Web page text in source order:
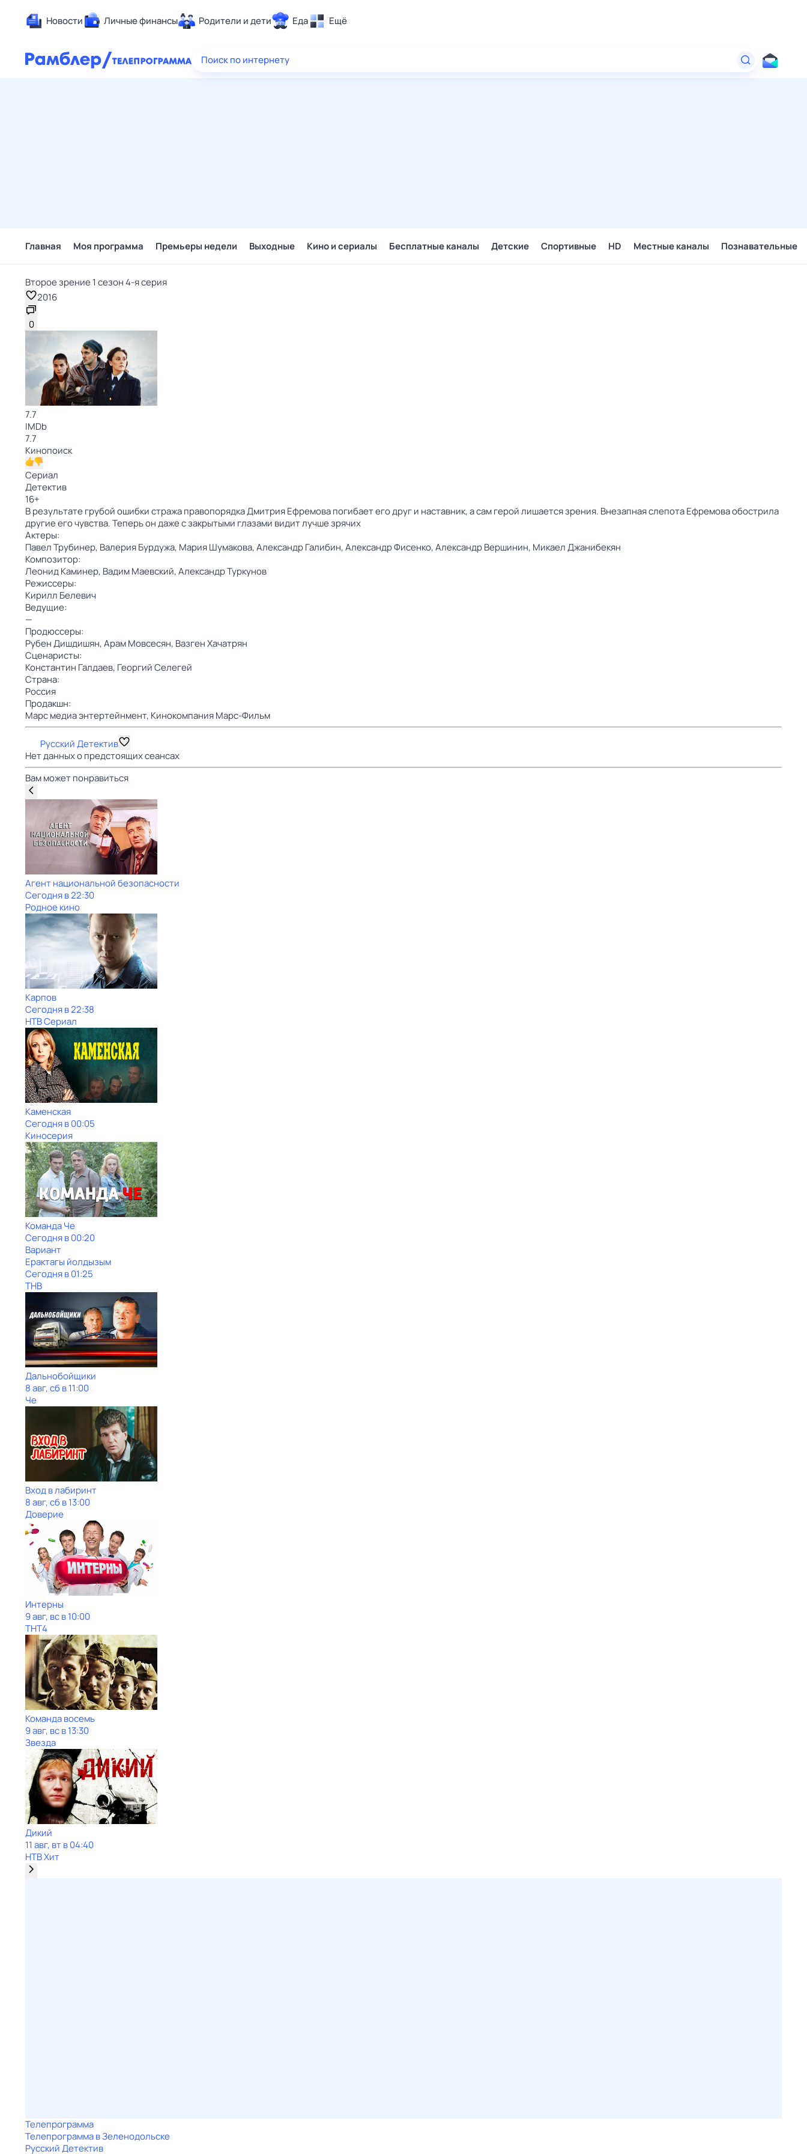
Новости Личные финансы Родители и дети Еда Ещё
Здоровье
Поиск по интернету
Главная Моя программа Премьеры недели Выходные Кино и сериалы Бесплатные каналы Детские Спортивные HD Местные каналы Познавательные
Второе зрение 1 сезон 4-я серия
2016
0
7.7
IMDb
7.7
Кинопоиск
Сериал
Детектив
16+
В результате грубой ошибки стража правопорядка Дмитрия Ефремова погибает его друг и наставник, а сам герой лишается зрения. Внезапная слепота Ефремова обострила
другие его чувства. Теперь он даже с закрытыми глазами видит лучше зрячих
Актеры:
Павел Трубинер, Валерия Бурдужа, Мария Шумакова,Александр Галибин,Александр Фисенко,Александр Вершинин, Микаел Джанибекян
Композитор:
Леонид Каминер, Вадим Маевский,Александр Туркунов
Режиссеры:
Кирилл Белевич
Ведущие:
—
Продюссеры:
Рубен Дишдишян,Арам Мовсесян, Вазген Хачатрян
Сценаристы:
Константин Галдаев, Георгий Селегей
Страна:
Россия
Продакшн:
Марс медиа энтертейнмент, Кинокомпания Марс-Фильм
Русский Детектив
Нет данных о предстоящих сеансах
Вам может понравиться
Агент национальной безопасности
Сегодня в 22:30
Родное кино
Карпов
Сегодня в 22:38
НТВ Сериал
Каменская
Сегодня в 00:05
Киносерия
Команда Че
Сегодня в 00:20
Вариант
Ерактагы йолдызым
Сегодня в 01:25
ТНВ
Дальнобойщики
8 авг, сб в 11:00
Че
Вход в лабиринт
8 авг, сб в 13:00
Доверие
Интерны
9 авг, вс в 10:00
ТНТ4
Команда восемь
9 авг, вс в 13:30
Звезда
Дикий
11 авг, вт в 04:40
НТВ Хит
Телепрограмма
Телепрограмма в Зеленодольске
Русский Детектив